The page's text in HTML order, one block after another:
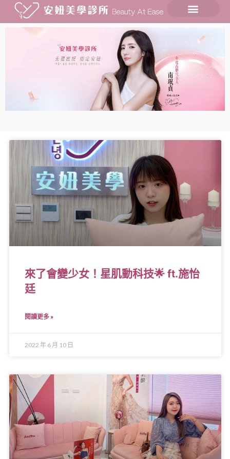
來了會變少女！星肌動科技🌟 ft.施怡
廷
閱讀更多 »
2022 年 6 月 10 日